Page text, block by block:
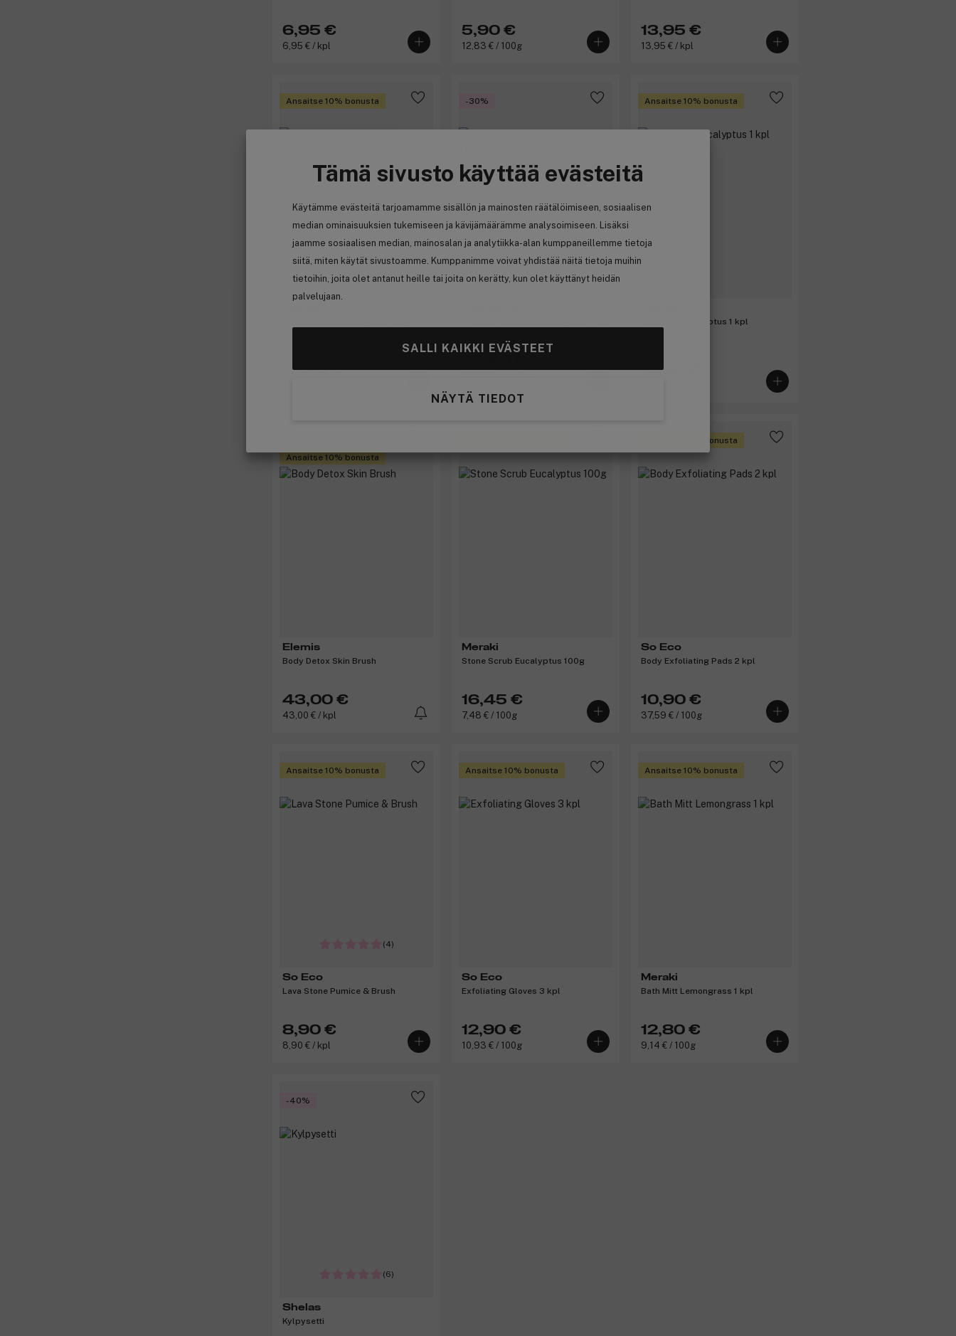
Tämä sivusto käyttää evästeitä
Käytämme evästeitä tarjoamamme sisällön ja mainosten räätälöimiseen, sosiaalisen
median ominaisuuksien tukemiseen ja kävijämäärämme analysoimiseen. Lisäksi
jaamme sosiaalisen median, mainosalan ja analytiikka-alan kumppaneillemme tietoja
siitä, miten käytät sivustoamme. Kumppanimme voivat yhdistää näitä tietoja muihin
tietoihin, joita olet antanut heille tai joita on kerätty, kun olet käyttänyt heidän
palvelujaan.
SALLI KAIKKI EVÄSTEET
NÄYTÄ TIEDOT
6,95 €
6,95 € / kpl
5,90 €
12,83 € / 100g
13,95 €
13,95 € / kpl
Ansaitse 10% bonusta
16,45 €
-30% Ansaitse 10% bonusta
Bath Mitt Eucalyptus 1 kpl
12,80 €
Ansaitse 10% bonusta
Elemis
Body Detox Skin Brush
43,00 €
43,00 € / kpl
Meraki
Stone Scrub Eucalyptus 100g
16,45 €
7,48 € / 100g
Ansaitse 10% bonusta
So Eco
Body Exfoliating Pads 2 kpl
10,90 €
37,59 € / 100g
Ansaitse 10% bonusta
(4)
So Eco
Lava Stone Pumice & Brush
8,90 €
8,90 € / kpl
Ansaitse 10% bonusta
So Eco
Exfoliating Gloves 3 kpl
12,90 €
10,93 € / 100g
Ansaitse 10% bonusta
Meraki
Bath Mitt Lemongrass 1 kpl
12,80 €
9,14 € / 100g
-40%
(6)
Shelas
Kylpysetti